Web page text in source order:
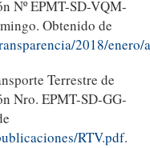
Nº EPMT-SD-VQM-
Obtenido de
2018/
Terrestre de
Nro. EPMT-SD-GG-
RTV.pdf.